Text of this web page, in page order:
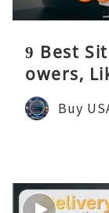
9 Best
owers,
Buy